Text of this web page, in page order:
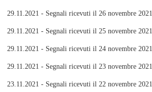
29.11.2021 - Segnali ricevuti il 26 novembre 2021
29.11.2021 - Segnali ricevuti il 25 novembre 2021
29.11.2021 - Segnali ricevuti il 24 novembre 2021
29.11.2021 - Segnali ricevuti il 23 novembre 2021
23.11.2021 - Segnali ricevuti il 22 novembre 2021